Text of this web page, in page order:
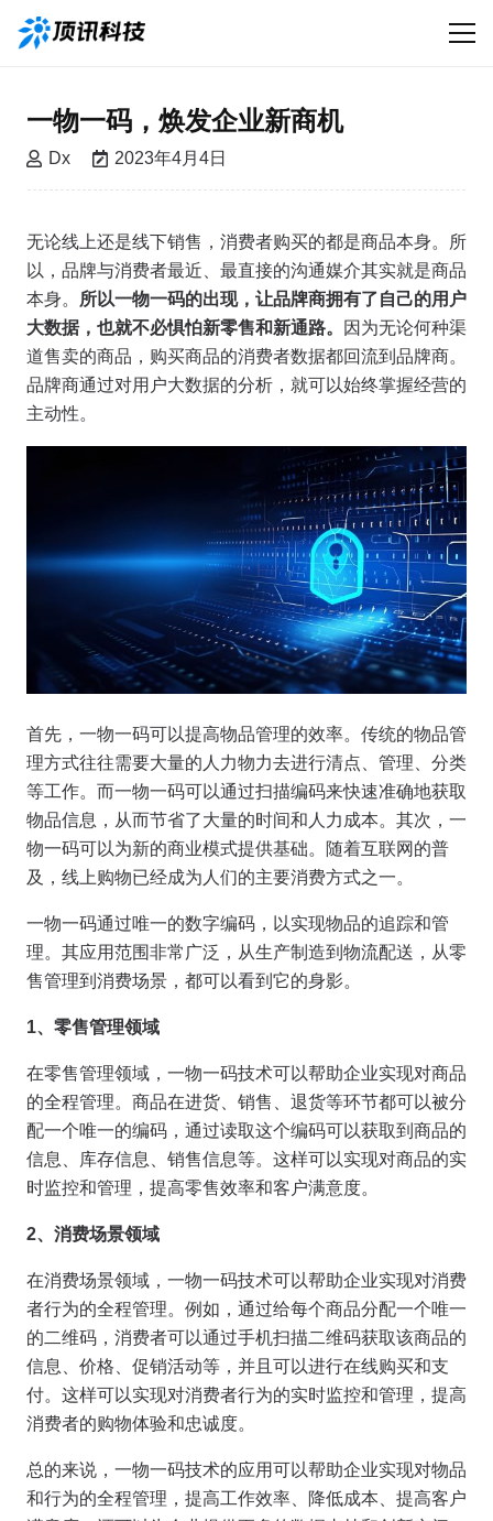
一物一码，焕发企业新商机
Dx 2023年4月4日
无论线上还是线下销售，消费者购买的都是商品本身。所
以，品牌与消费者最近、最直接的沟通媒介其实就是商品
本身。
所以一物一码的出现，让品牌商拥有了自己的用户
大数据，也就不必惧怕新零售和新通路。
因为无论何种渠
道售卖的商品，购买商品的消费者数据都回流到品牌商。
品牌商通过对用户大数据的分析，就可以始终掌握经营的
主动性。
首先，一物一码可以提高物品管理的效率。传统的物品管
理方式往往需要大量的人力物力去进行清点、管理、分类
等工作。而一物一码可以通过扫描编码来快速准确地获取
物品信息，从而节省了大量的时间和人力成本。其次，一
物一码可以为新的商业模式提供基础。随着互联网的普
及，线上购物已经成为人们的主要消费方式之一。
一物一码通过唯一的数字编码，以实现物品的追踪和管
理。其应用范围非常广泛，从生产制造到物流配送，从零
售管理到消费场景，都可以看到它的身影。
1、零售管理领域
在零售管理领域，一物一码技术可以帮助企业实现对商品
的全程管理。商品在进货、销售、退货等环节都可以被分
配一个唯一的编码，通过读取这个编码可以获取到商品的
信息、库存信息、销售信息等。这样可以实现对商品的实
时监控和管理，提高零售效率和客户满意度。
2、消费场景领域
在消费场景领域，一物一码技术可以帮助企业实现对消费
者行为的全程管理。例如，通过给每个商品分配一个唯一
的二维码，消费者可以通过手机扫描二维码获取该商品的
信息、价格、促销活动等，并且可以进行在线购买和支
付。这样可以实现对消费者行为的实时监控和管理，提高
消费者的购物体验和忠诚度。
总的来说，一物一码技术的应用可以帮助企业实现对物品
和行为的全程管理，提高工作效率、降低成本、提高客户